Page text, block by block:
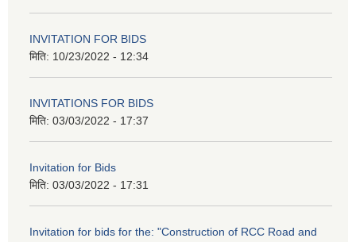
INVITATION FOR BIDS
मिति: 10/23/2022 - 12:34
INVITATIONS FOR BIDS
मिति: 03/03/2022 - 17:37
Invitation for Bids
मिति: 03/03/2022 - 17:31
Invitation for bids for the: "Construction of RCC Road and